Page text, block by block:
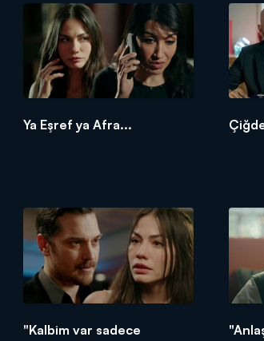
Ya Eşref ya Afra...
"Kalbim var sadece